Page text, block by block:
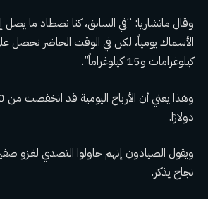
كيلوغرامات و15 كيلوغراماً”.
دولارًا.
ويقول الصيادون إنهم حاولوا التصدي لغزو
نجاح يذكر.